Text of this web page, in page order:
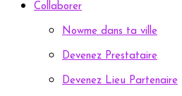
Collaborer
Nowme dans ta ville
Devenez Prestataire
Devenez Lieu Partenaire